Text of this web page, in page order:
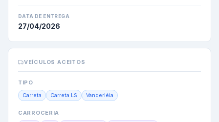
DATA DE ENTREGA
27/04/2026
VEÍCULOS ACEITOS
TIPO
Carreta Carreta LS Vanderléia
CARROCERIA